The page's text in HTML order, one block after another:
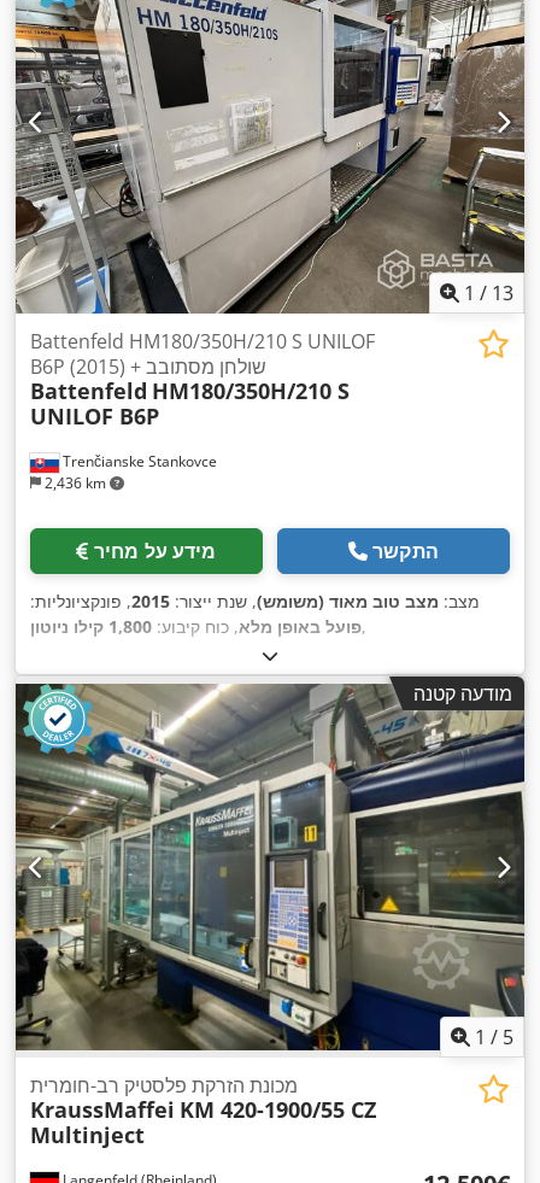
1 / 13
Trenčianske Stankovce
2,436 km
Battenfeld HM180/350H/210 S UNILOF
B6P (2015) + שולחן מסתובב
Battenfeld HM180/350H/210 S
UNILOF B6P
מידע על מחיר התקשר
מצב: מצב טוב מאוד (משומש), שנת ייצור: 2015, פונקציונליות:
פועל באופן מלא, כוח קיבוע: 1,800 קילו ניוטון ,
מודעה קטנה
1 / 5
מכונת הזרקת פלסטיק רב-חומרית
KraussMaffei KM 420-1900/55 CZ
Multinject